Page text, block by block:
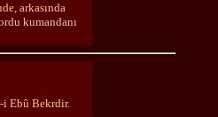
arkasında
kumandanı
i Ebû Bekrdir.